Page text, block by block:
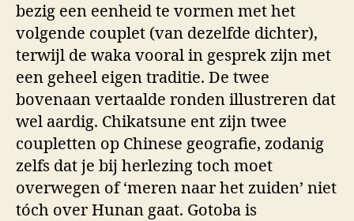
bezig een eenheid te vormen met het
volgende couplet (van dezelfde dichter),
terwijl de waka vooral in gesprek zijn met
een geheel eigen traditie. De twee
bovenaan vertaalde ronden illustreren dat
wel aardig. Chikatsune ent zijn twee
coupletten op Chinese geografie, zodanig
zelfs dat je bij herlezing toch moet
overwegen of ‘meren naar het zuiden’ niet
tóch over Hunan gaat. Gotoba is